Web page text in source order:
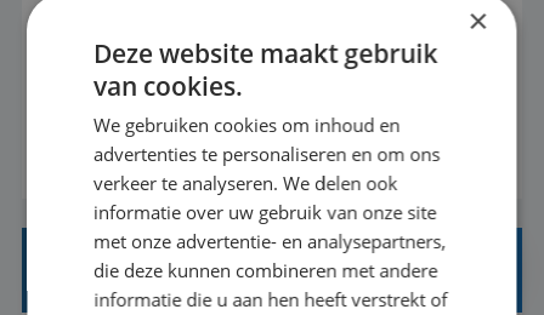
informatiebehoefte van verschillende interne
afdelingen specificeren. Aan de hand van deze
informatiebehoefte ga je BI-producten zoals
adviezen, rapportages en dashboards
ontwikkelen, aanpassen en leveren. Deze
producten ontwikkel je door middel van de data
uit ons datawa...
BEKIJK VACATURE
INKOPER VAKANTIES
×
Deze website maakt gebruik
van cookies.
We gebruiken cookies om inhoud en
advertenties te personaliseren en om ons
verkeer te analyseren. We delen ook
informatie over uw gebruik van onze site
met onze advertentie- en analysepartners,
die deze kunnen combineren met andere
informatie die u aan hen heeft verstrekt of